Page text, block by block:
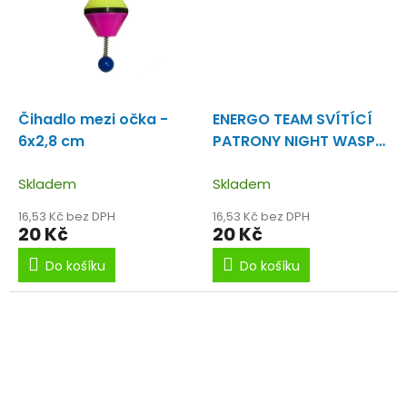
Čihadlo mezi očka -
6x2,8 cm
Skladem
16,53 Kč bez DPH
20 Kč
Do košíku
ENERGO TEAM SVÍTÍCÍ
PATRONY NIGHT WASP
Skladem
16,53 Kč bez DPH
20 Kč
Do košíku